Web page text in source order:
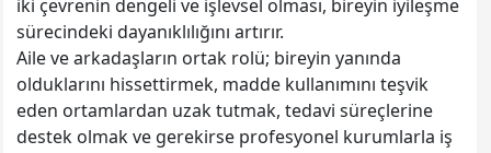
iki çevrenin dengeli ve işlevsel olması, bireyin iyileşme
sürecindeki dayanıklılığını artırır.
Aile ve arkadaşların ortak rolü; bireyin yanında
olduklarını hissettirmek, madde kullanımını teşvik
eden ortamlardan uzak tutmak, tedavi süreçlerine
destek olmak ve gerekirse profesyonel kurumlarla iş